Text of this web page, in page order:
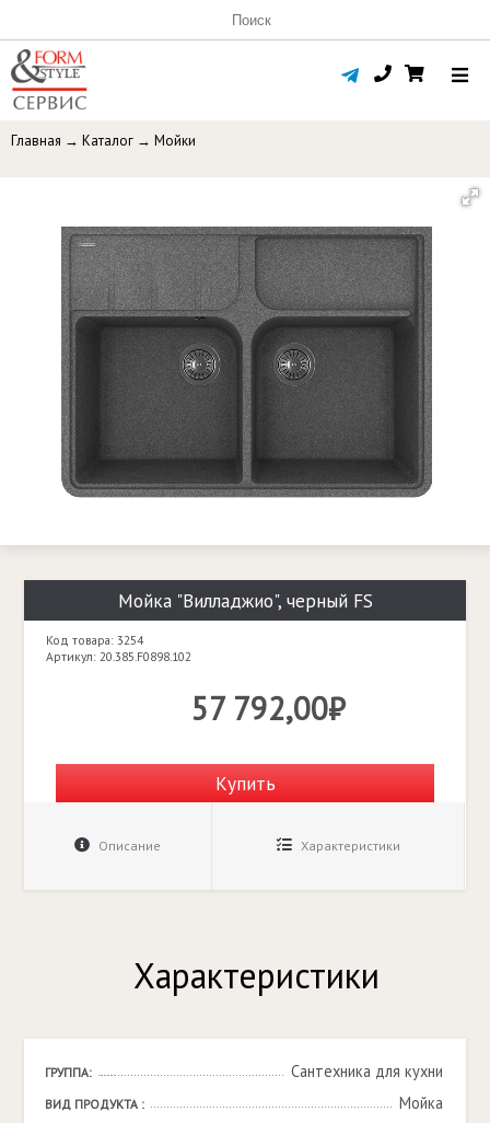
Главная → Каталог → Мойки
Мойка "Вилладжио", черный FS
Код товара: 3254
Артикул: 20.385.F0898.102
57 792,00₽
Купить
Описание Характеристики
Характеристики
ГРУППА: Сантехника для кухни
ВИД ПРОДУКТА : Мойка